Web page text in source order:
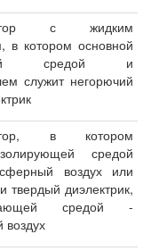
с жидким
в котором основной
средой и
служит негорючий
в котором
средой
воздух или
твердый диэлектрик,
средой -